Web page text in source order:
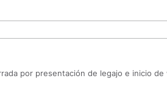
por presentación de legajo e inicio de